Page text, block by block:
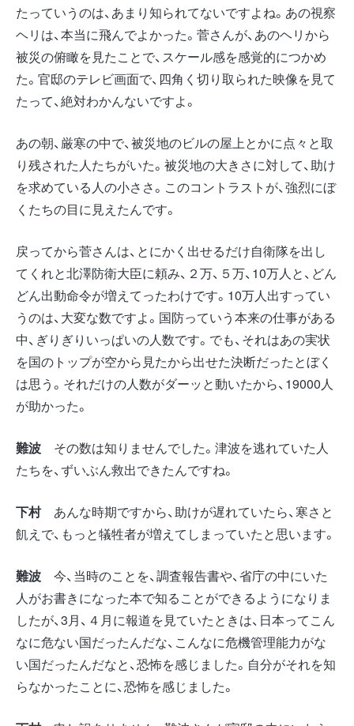
たっていうのは、あまり知られてないですよね。あの視察
ヘリは、本当に飛んでよかった。菅さんが、あのヘリから
被災の俯瞰を見たことで、スケール感を感覚的につかめ
た。官邸のテレビ画面で、四角く切り取られた映像を見て
たって、絶対わかんないですよ。
あの朝、厳寒の中で、被災地のビルの屋上とかに点々と取
り残された人たちがいた。被災地の大きさに対して、助け
を求めている人の小ささ。このコントラストが、強烈にぼ
くたちの目に見えたんです。
戻ってから菅さんは、とにかく出せるだけ自衛隊を出し
てくれと北澤防衛大臣に頼み、２万、５万、10万人と、どん
どん出動命令が増えてったわけです。10万人出すってい
うのは、大変な数ですよ。国防っていう本来の仕事がある
中、ぎりぎりいっぱいの人数です。でも、それはあの実状
を国のトップが空から見たから出せた決断だったとぼく
は思う。それだけの人数がダーッと動いたから、19000人
が助かった。
難波 その数は知りませんでした。津波を逃れていた人
たちを、ずいぶん救出できたんですね。
下村あんな時期ですから、助けが遅れていたら、寒さと
飢えで、もっと犠牲者が増えてしまっていたと思います。
難波 今、当時のことを、調査報告書や、省庁の中にいた
人がお書きになった本で知ることができるようになりま
したが、3月、４月に報道を見ていたときは、日本ってこん
なに危ない国だったんだな、こんなに危機管理能力がな
い国だったんだなと、恐怖を感じました。自分がそれを知
らなかったことに、恐怖を感じました。